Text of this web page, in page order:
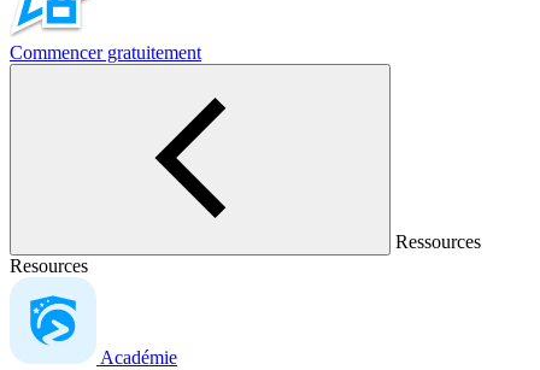
Commencer gratuitement
Ressources
Resources
Académie